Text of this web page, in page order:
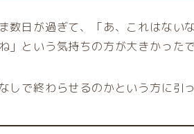
数日が過ぎて、「あ、これはない
」という気持ちの方が大きかったで
しで終わらせるのかという方に引